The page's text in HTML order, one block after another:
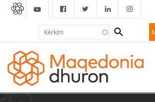
Search
form